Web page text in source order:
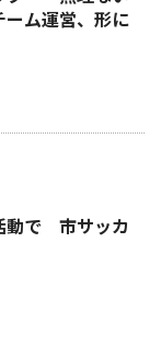
ム運営、形に
動で 市サッカ